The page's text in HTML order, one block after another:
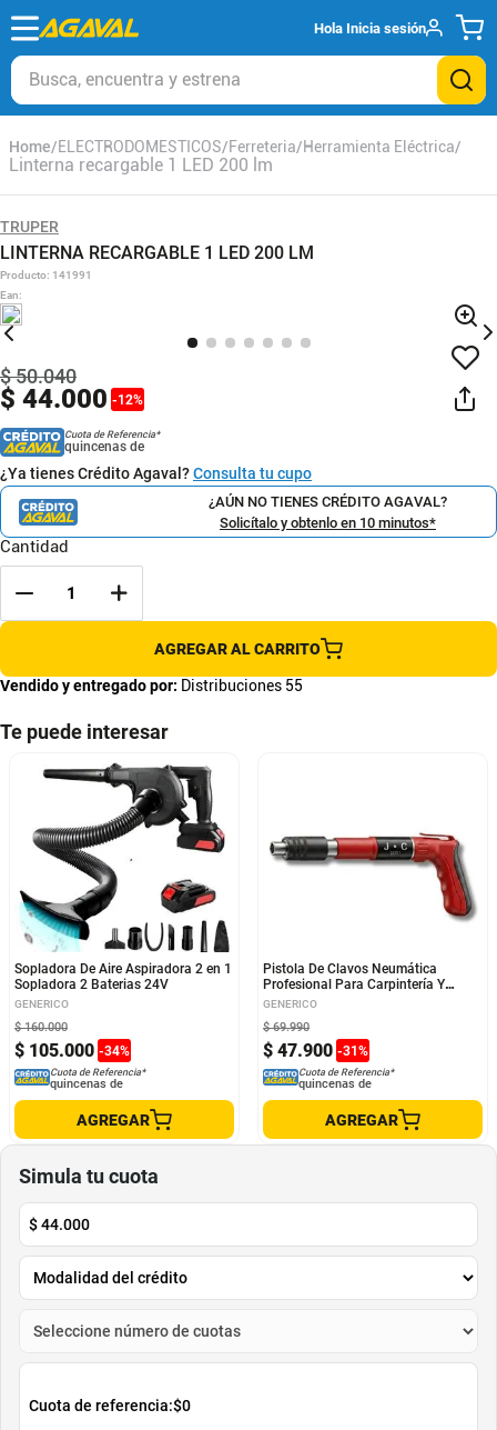
Hola Inicia sesión
Busca, encuentra y estrena
ELECTRODOMESTICOS Ferreteria Herramienta Eléctrica
Linterna recargable 1 LED 200 lm
TRUPER
LINTERNA RECARGABLE 1 LED 200 LM
Producto: 141991
Ean:
$ 44.000 -12%
$50.040
Cuota de Referencia*
quincenas de
¿Ya tienes Crédito Agaval?Consulta tu cupo
¿AÚN NO TIENES CRÉDITO AGAVAL?
Solicítalo y obtenlo en 10 minutos*
Cantidad
AGREGAR AL CARRITO
Vendido y entregado por: Distribuciones 55
Te puede interesar
Sopladora De Aire Aspiradora 2 en 1
Sopladora 2 Baterias 24V
GENERICO
$ 105.000 -34%
$ 160.000
Cuota de Referencia*
quincenas de
AGREGAR
Pistola De Clavos Neumática
Profesional Para Carpintería Y
Construcción
GENERICO
$ 47.900 -31%
$ 69.990
Cuota de Referencia*
quincenas de
AGREGAR
Simula tu cuota
$44.000
Cuota de referencia:$0